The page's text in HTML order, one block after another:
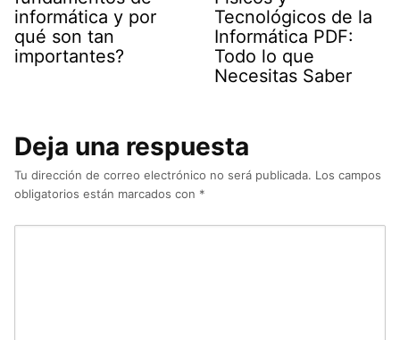
informática y por
qué son tan
importantes?
Tecnológicos de la
Informática PDF:
Todo lo que
Necesitas Saber
Deja una respuesta
Tu dirección de correo electrónico no será publicada. Los campos
obligatorios están marcados con *